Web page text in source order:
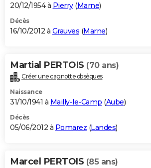
20/12/1954 à Pierry(Marne)
Décès
16/10/2012 à Grauves (Marne)
Martial PERTOIS (70 ans)
Créer une cagnotte obsèques
Naissance
31/10/1941 à Mailly-le-Camp (Aube)
Décès
05/06/2012 à Pomarez (Landes)
Marcel PERTOIS (85 ans)